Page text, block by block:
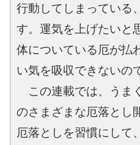
行動してしまっている
す。運気を上げたいと
体についている厄が払
い気を吸収できないの
この連載では、うま
のさまざまな厄落とし
厄落としを習慣にして